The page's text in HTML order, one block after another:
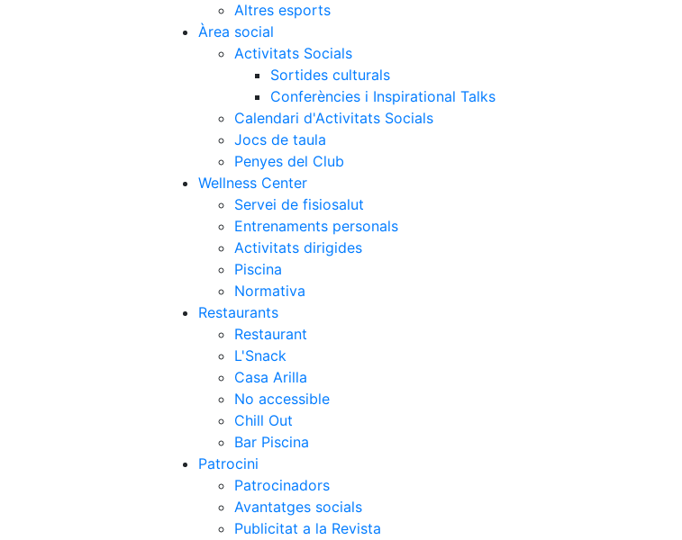
Altres esports
Àrea social
Activitats Socials
Sortides culturals
Conferències i Inspirational Talks
Calendari d'Activitats Socials
Jocs de taula
Penyes del Club
Wellness Center
Servei de fisiosalut
Entrenaments personals
Activitats dirigides
Piscina
Normativa
Restaurants
Restaurant
L'Snack
Casa Arilla
No accessible
Chill Out
Bar Piscina
Patrocini
Patrocinadors
Avantatges socials
Publicitat a la Revista